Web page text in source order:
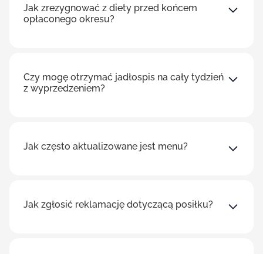
Jak zrezygnować z diety przed końcem
opłaconego okresu?
Czy mogę otrzymać jadłospis na cały tydzień
z wyprzedzeniem?
Jak często aktualizowane jest menu?
Jak zgłosić reklamację dotyczącą posiłku?